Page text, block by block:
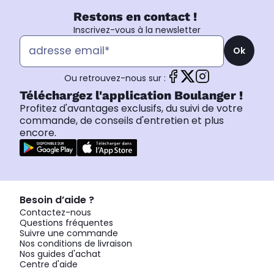
Restons en contact !
Inscrivez-vous à la newsletter
Ok
Ou retrouvez-nous sur :
Téléchargez l'application Boulanger !
Profitez d'avantages exclusifs, du suivi de votre
commande, de conseils d'entretien et plus
encore.
Besoin d’aide ?
Contactez-nous
Questions fréquentes
Suivre une commande
Nos conditions de livraison
Nos guides d'achat
Centre d'aide